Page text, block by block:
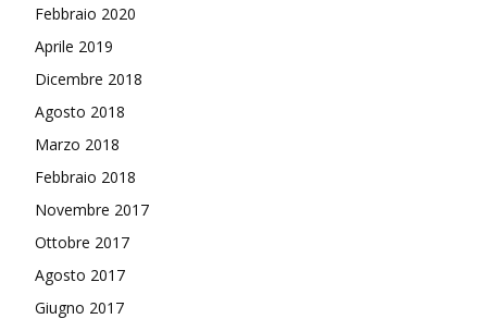
Febbraio 2020
Aprile 2019
Dicembre 2018
Agosto 2018
Marzo 2018
Febbraio 2018
Novembre 2017
Ottobre 2017
Agosto 2017
Giugno 2017